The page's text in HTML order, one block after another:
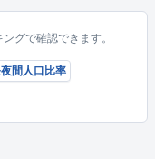
グで確認できます。
間人口比率